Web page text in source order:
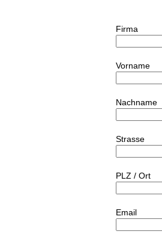
Firma
Vorname
Nachname
Strasse
PLZ / Ort
Email